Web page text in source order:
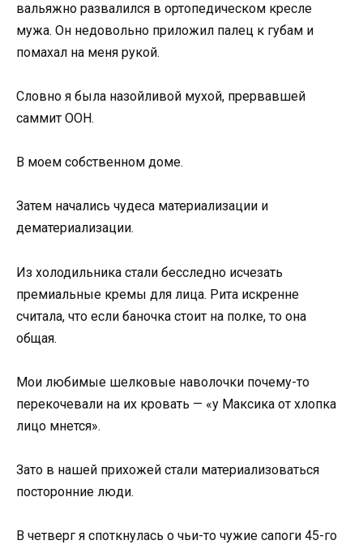
вальяжно развалился в ортопедическом кресле
мужа. Он недовольно приложил палец к губам и
помахал на меня рукой.
Словно я была назойливой мухой, прервавшей
саммит ООН.
В моем собственном доме.
Затем начались чудеса материализации и
дематериализации.
Из холодильника стали бесследно исчезать
премиальные кремы для лица. Рита искренне
считала, что если баночка стоит на полке, то она
общая.
Мои любимые шелковые наволочки почему-то
перекочевали на их кровать — «у Максика от хлопка
лицо мнется».
Зато в нашей прихожей стали материализоваться
посторонние люди.
В четверг я споткнулась о чьи-то чужие сапоги 45-го